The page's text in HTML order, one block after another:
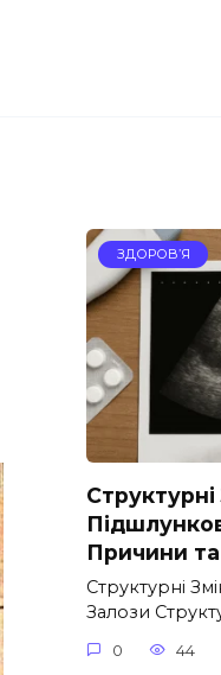
ЗДОРОВ’Я
Структурні
Причини
Структурні
Залози
0 44